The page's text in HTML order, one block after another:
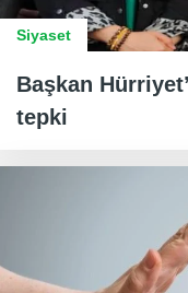
Siyaset
Başkan
tepki